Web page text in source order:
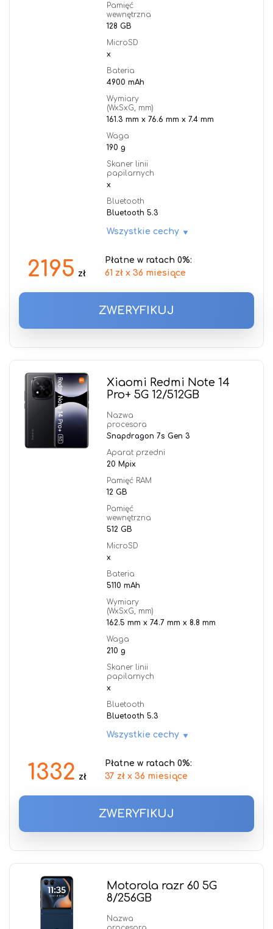
Pamięć
wewnętrzna
128 GB
MicroSD
x
Bateria
4900 mAh
Wymiary
(WxSxG, mm)
161.3 mm x 76.6 mm x 7.4 mm
Waga
190 g
Skaner linii
papilarnych
x
Bluetooth
Bluetooth 5.3
Wszystkie cechy
2195 zł
Płatne w ratach 0%:
61 zł x 36 miesiące
ZWERYFIKUJ
Xiaomi Redmi Note 14
Pro+ 5G 12/512GB
Nazwa
procesora
Snapdragon 7s Gen 3
Aparat przedni
20 Mpix
Pamięć RAM
12 GB
Pamięć
wewnętrzna
512 GB
MicroSD
x
Bateria
5110 mAh
Wymiary
(WxSxG, mm)
162.5 mm x 74.7 mm x 8.8 mm
Waga
210 g
Skaner linii
papilarnych
x
Bluetooth
Bluetooth 5.3
Wszystkie cechy
1332 zł
Płatne w ratach 0%:
37 zł x 36 miesiące
ZWERYFIKUJ
Motorola razr 60 5G
8/256GB
Nazwa